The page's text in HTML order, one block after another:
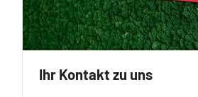
Ihr Kontakt zu uns